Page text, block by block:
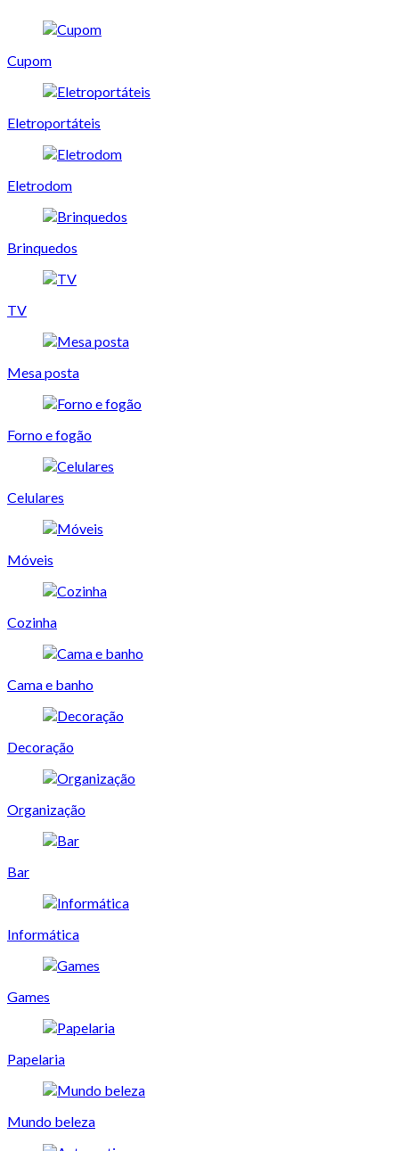
Cupom
Eletroportáteis
Eletrodom
Brinquedos
TV
Mesa posta
Forno e fogão
Celulares
Móveis
Cozinha
Cama e banho
Decoração
Organização
Bar
Informática
Games
Papelaria
Mundo beleza